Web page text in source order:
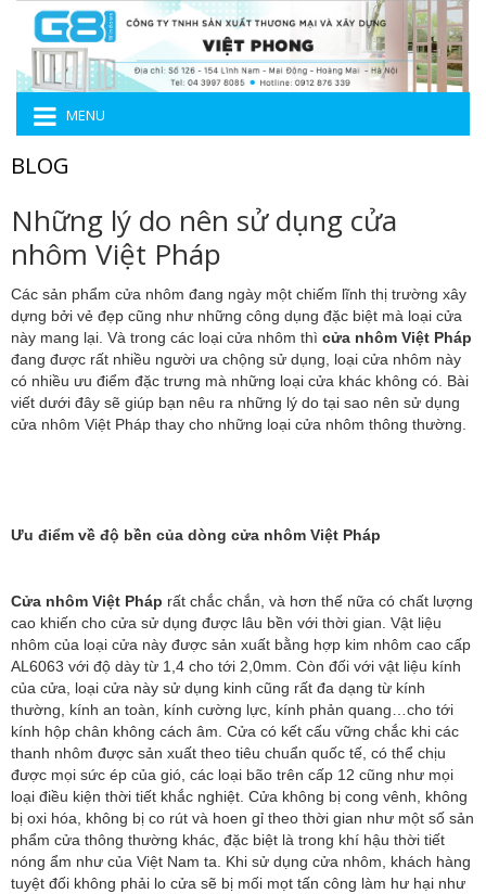
MENU
BLOG
Những lý do nên sử dụng cửa
nhôm Việt Pháp
Các sản phẩm cửa nhôm đang ngày một chiếm lĩnh thị trường xây
dựng bởi vẻ đẹp cũng như những công dụng đặc biệt mà loại cửa
này mang lại. Và trong các loại cửa nhôm thì cửa nhôm Việt Pháp
đang được rất nhiều người ưa chộng sử dụng, loại cửa nhôm này
có nhiều ưu điểm đặc trưng mà những loại cửa khác không có. Bài
viết dưới đây sẽ giúp bạn nêu ra những lý do tại sao nên sử dụng
cửa nhôm Việt Pháp thay cho những loại cửa nhôm thông thường.
Ưu điểm về độ bền của dòng cửa nhôm Việt Pháp
Cửa nhôm Việt Pháp rất chắc chắn, và hơn thế nữa có chất lượng
cao khiến cho cửa sử dụng được lâu bền với thời gian. Vật liệu
nhôm của loại cửa này được sản xuất bằng hợp kim nhôm cao cấp
AL6063 với độ dày từ 1,4 cho tới 2,0mm. Còn đối với vật liệu kính
của cửa, loại cửa này sử dụng kinh cũng rất đa dạng từ kính
thường, kính an toàn, kính cường lực, kính phản quang…cho tới
kính hộp chân không cách âm. Cửa có kết cấu vững chắc khi các
thanh nhôm được sản xuất theo tiêu chuẩn quốc tế, có thể chịu
được mọi sức ép của gió, các loại bão trên cấp 12 cũng như mọi
loại điều kiện thời tiết khắc nghiệt. Cửa không bị cong vênh, không
bị oxi hóa, không bị co rút và hoen gỉ theo thời gian như một số sản
phẩm cửa thông thường khác, đặc biệt là trong khí hậu thời tiết
nóng ẩm như của Việt Nam ta. Khi sử dụng cửa nhôm, khách hàng
tuyệt đối không phải lo cửa sẽ bị mối mọt tấn công làm hư hại như